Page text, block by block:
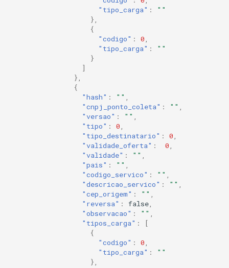
"tipo_carga" :
""
},
{
"codigo" : 0
"tipo_carga" :
""
}
]
},
{
"hash" : ""
"cnpj_ponto_coleta" : ""
"versao" : ""
"tipo" : 0
"tipo_destinatario" : 0
"validade_oferta" : 0
"validade" : ""
"pais" : ""
"codigo_servico" : ""
"descricao_servico" : ""
"cep_origem" : ""
"reversa" : false
"observacao" : ""
"tipos_carga" :
[
{
"codigo" : 0
"tipo_carga" :
""
},